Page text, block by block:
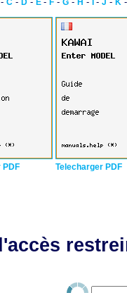
C D E F G H J K
PDF Telecharger PDF